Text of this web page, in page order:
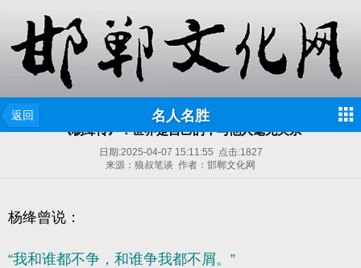
返回 名人名胜
《杨绛传》：世界是自己的，与他人毫无关系
日期:2025-04-07 15:11:55 点击:1827
来源：狼叔笔谈 作者：邯郸文化网
杨绛曾说：
“我和谁都不争，和谁争我都不屑。”